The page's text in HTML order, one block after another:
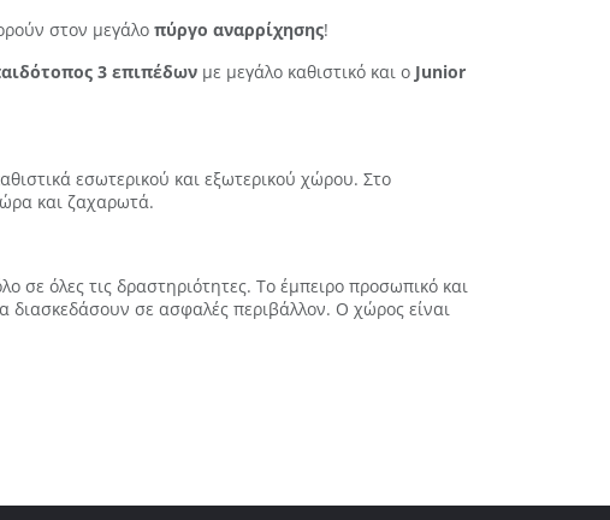
στον μεγάλο πύργο αναρρίχησης!
3 επιπέδων με μεγάλο καθιστικό και ο Junior
εσωτερικού και εξωτερικού χώρου. Στο
και ζαχαρωτά.
όλες τις δραστηριότητες. Το έμπειρο προσωπικό και
διασκεδάσουν σε ασφαλές περιβάλλον. Ο χώρος είναι